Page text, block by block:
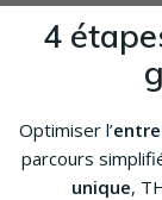
4
Optimiser l’
parcours
unique,